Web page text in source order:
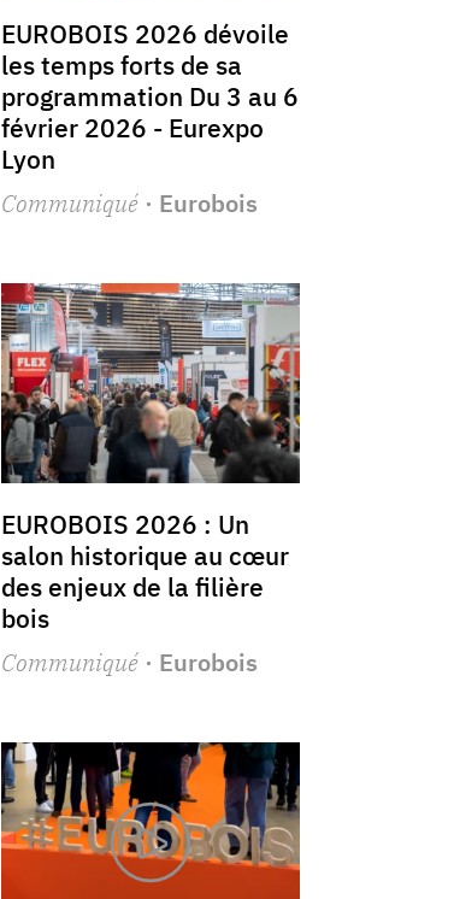
EUROBOIS 2026 dévoile
les temps forts de sa
programmation Du 3 au 6
février 2026 - Eurexpo
Lyon
Communiqué· Eurobois
EUROBOIS 2026 : Un
salon historique au cœur
des enjeux de la filière
bois
Communiqué· Eurobois